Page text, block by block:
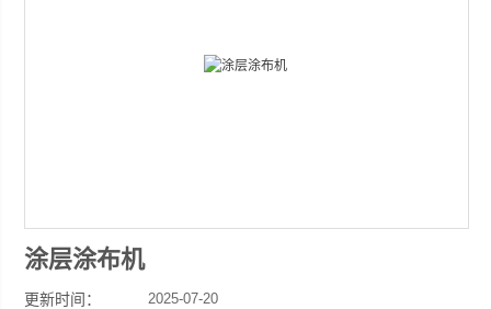
涂层涂布机
更新时间： 2025-07-20